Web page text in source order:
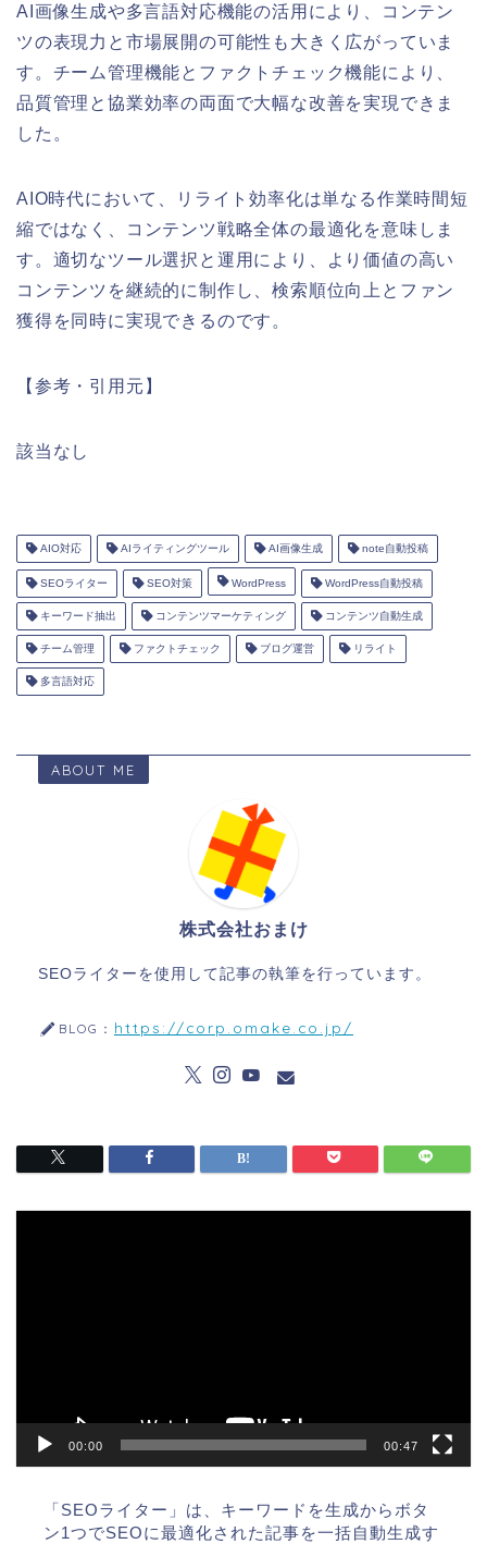
AI画像生成や多言語対応機能の活用により、コンテン
ツの表現力と市場展開の可能性も大きく広がっていま
す。チーム管理機能とファクトチェック機能により、
品質管理と協業効率の両面で大幅な改善を実現できま
した。
AIO時代において、リライト効率化は単なる作業時間短
縮ではなく、コンテンツ戦略全体の最適化を意味しま
す。適切なツール選択と運用により、より価値の高い
コンテンツを継続的に制作し、検索順位向上とファン
獲得を同時に実現できるのです。
【参考・引用元】
該当なし
AIO対応 AIライティングツール AI画像生成 note自動投稿
SEOライター SEO対策 WordPress WordPress自動投稿
キーワード抽出 コンテンツマーケティング コンテンツ自動生成
チーム管理 ファクトチェック ブログ運営 リライト
多言語対応
ABOUT ME
株式会社おまけ
SEOライターを使用して記事の執筆を行っています。
BLOG： https://corp.omake.co.jp/
00:00 00:47
「SEOライター」は、キーワードを生成からボタ
ン1つでSEOに最適化された記事を一括自動生成す